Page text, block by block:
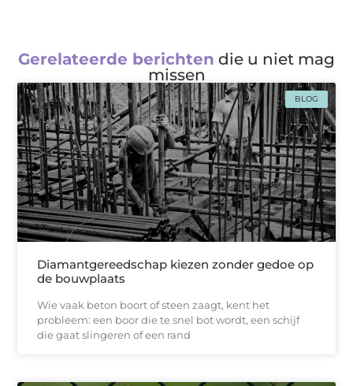
Gerelateerde berichten die u niet mag
missen
BLOG
Diamantgereedschap kiezen zonder gedoe op
de bouwplaats
Wie vaak beton boort of steen zaagt, kent het
probleem: een boor die te snel bot wordt, een schijf
die gaat slingeren of een rand